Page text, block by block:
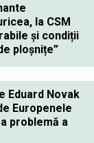
la CSM
și condiții
ploșnițe”
Eduard Novak
Europenele
problemă a